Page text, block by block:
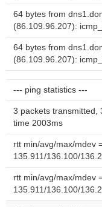
64 bytes from
(86.109.96.207):
64 bytes from
(86.109.96.207):
--- ping statistics ---
3 packets transmitted,
time 2003ms
rtt min/avg/max/mdev
135.911/136.100/
rtt min/avg/max/mdev
135.911/136.100/